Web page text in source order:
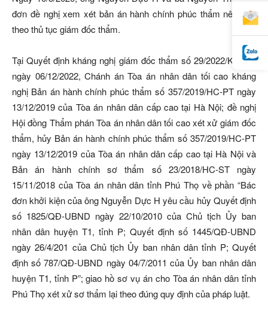
đơn đề nghị xem xét bản án hành chính phúc thẩm nêu trên
theo thủ tục giám đốc thẩm.
Tại Quyết định kháng nghị giám đốc thẩm số 29/2022/KN-HC
ngày 06/12/2022, Chánh án Tòa án nhân dân tối cao kháng
nghị Bản án hành chính phúc thẩm số 357/2019/HC-PT ngày
13/12/2019 của Tòa án nhân dân cấp cao tại Hà Nội; đề nghị
Hội đồng Thẩm phán Tòa án nhân dân tối cao xét xử giám đốc
thẩm, hủy Bản án hành chính phúc thẩm số 357/2019/HC-PT
ngày 13/12/2019 của Tòa án nhân dân cấp cao tại Hà Nội và
Bản án hành chính sơ thẩm số 23/2018/HC-ST ngày
15/11/2018 của Tòa án nhân dân tỉnh Phú Thọ về phần “Bác
đơn khởi kiện của ông Nguyễn Dực H yêu cầu hủy Quyết định
số 1825/QĐ-UBND ngày 22/10/2010 của Chủ tịch Ủy ban
nhân dân huyện T1, tỉnh P; Quyết định số 1445/QĐ-UBND
ngày 26/4/201 của Chủ tịch Ủy ban nhân dân tỉnh P; Quyết
định số 787/QĐ-UBND ngày 04/7/2011 của Ủy ban nhân dân
huyện T1, tỉnh P”; giao hồ sơ vụ án cho Tòa án nhân dân tỉnh
Phú Thọ xét xử sơ thẩm lại theo đúng quy định của pháp luật.